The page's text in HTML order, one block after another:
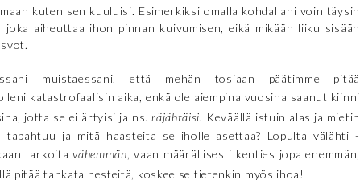
kuten sen kuuluisi. Esimerkiksi omalla kohdallani voin täysin
aiheuttaa ihon pinnan kuivumisen, eikä mikään liiku sisään
muistaessani, että mehän tosiaan päätimme pitää
katastrofaalisin aika, enkä ole aiempina vuosina saanut kiinni
jotta se ei ärtyisi ja ns.räjähtäisi. Keväällä istuin alas ja mietin
ja mitä haasteita se iholle asettaa? Lopulta välähti -
tarkoitavähemmän, vaan määrällisesti kenties jopa enemmän,
pitää tankata nesteitä, koskee se tietenkin myös ihoa!